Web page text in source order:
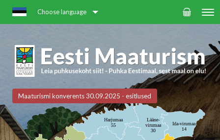
Choose language
Maaturismi konverents 30.09.2025 - esitlused
Harjumaa
55
Lääne-
virumaa
30
Ida-virumaa
14